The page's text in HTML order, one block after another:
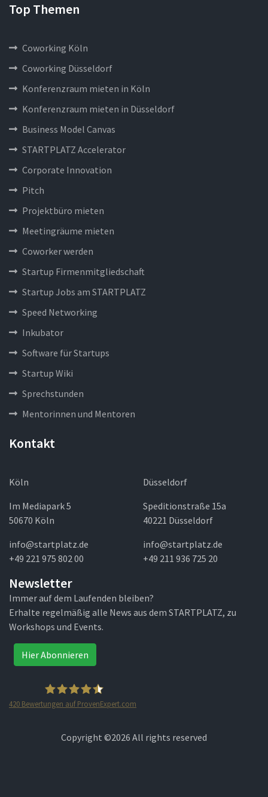
Top Themen
Coworking Köln
Coworking Düsseldorf
Konferenzraum mieten in Köln
Konferenzraum mieten in Düsseldorf
Business Model Canvas
STARTPLATZ Accelerator
Corporate Innovation
Pitch
Projektbüro mieten
Meetingräume mieten
Coworker werden
Startup Firmenmitgliedschaft
Startup Jobs am STARTPLATZ
Speed Networking
Inkubator
Software für Startups
Startup Wiki
Sprechstunden
Mentorinnen und Mentoren
Kontakt
Köln
Im Mediapark 5
50670 Köln
info@startplatz.de
+49 221 975 802 00
Düsseldorf
Speditionstraße 15a
40221 Düsseldorf
info@startplatz.de
+49 211 936 725 20
Newsletter
Immer auf dem Laufenden bleiben?
Erhalte regelmäßig alle News aus dem STARTPLATZ, zu
Workshops und Events.
Hier Abonnieren
420 Bewertungen auf ProvenExpert.com
Copyright ©2026 All rights reserved